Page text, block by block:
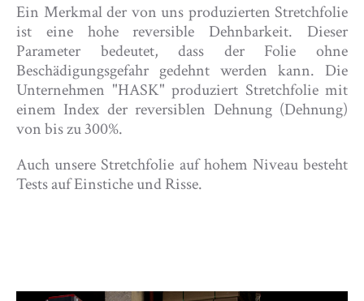
Ein Merkmal der von uns produzierten Stretchfolie
ist eine hohe reversible Dehnbarkeit. Dieser
Parameter bedeutet, dass der Folie ohne
Beschädigungsgefahr gedehnt werden kann. Die
Unternehmen "HASK" produziert Stretchfolie mit
einem Index der reversiblen Dehnung (Dehnung)
von bis zu 300%.
Auch unsere Stretchfolie auf hohem Niveau besteht
Tests auf Einstiche und Risse.